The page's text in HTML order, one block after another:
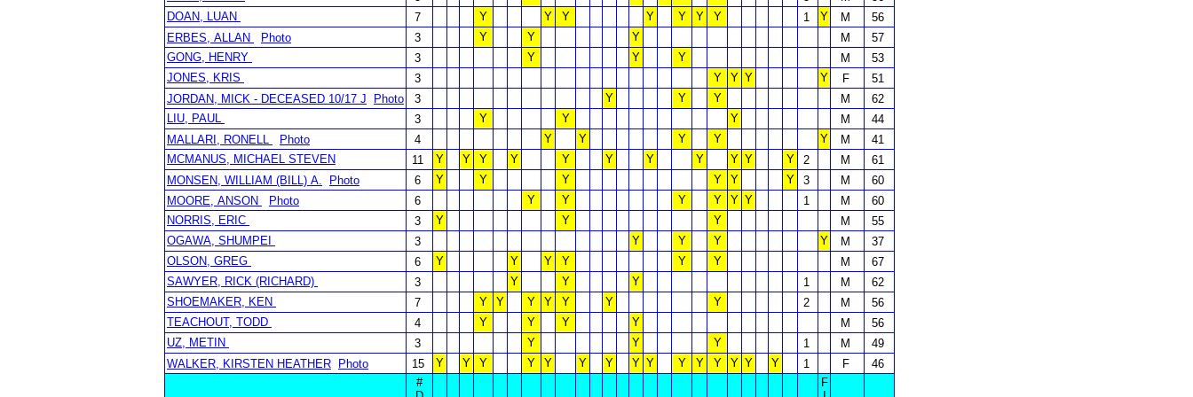
DOAN, LUAN
7 Y Y Y Y Y Y Y 1 Y M
56
ERBES, ALLAN
Photo 3 Y Y Y M
57
GONG, HENRY
3 Y Y Y M
53
JONES, KRIS
3 Y Y Y Y F
51
JORDAN, MICK - DECEASED 10/17 J
Photo 3 Y Y Y M
62
LIU, PAUL
3 Y Y Y M
44
MALLARI, RONELL
Photo 4 Y Y Y Y Y M
41
MCMANUS, MICHAEL STEVEN
11 Y Y Y Y Y Y Y Y Y Y Y 2 M
61
MONSEN, WILLIAM (BILL) A.
Photo 6 Y Y Y Y Y Y 3 M
60
MOORE, ANSON
Photo 6 Y Y Y Y Y Y 1 M
60
NORRIS, ERIC
3 Y Y Y M
55
OGAWA, SHUMPEI
3 Y Y Y Y M
37
OLSON, GREG
6 Y Y Y Y Y Y M
67
SAWYER, RICK (RICHARD)
3 Y Y Y 1 M
62
SHOEMAKER, KEN
7 Y Y Y Y Y Y Y 2 M
56
TEACHOUT, TODD
4 Y Y Y Y M
56
UZ, METIN
3 Y Y Y 1 M
49
WALKER, KIRSTEN HEATHER
Photo 15 Y Y Y Y Y Y Y Y Y Y Y Y Y Y Y 1 F
46
#
F